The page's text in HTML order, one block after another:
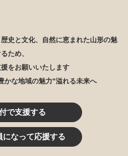
史と文化、自然に恵まれた山形の魅
ため、
をお願いいたします
かな地域の魅力"溢れる未来へ
で支援する
になって応援する